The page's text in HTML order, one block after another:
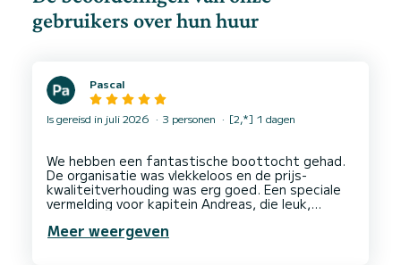
gebruikers over hun huur
Pascal
Is gereisd in juli 2026 3 personen [2,*] 1 dagen
We hebben een fantastische boottocht gehad.
De organisatie was vlekkeloos en de prijs-
kwaliteitverhouding was erg goed. Een speciale
vermelding voor kapitein Andreas, die leuk,
moesten wel iets langer wachten dan verwacht
Meer weergeven